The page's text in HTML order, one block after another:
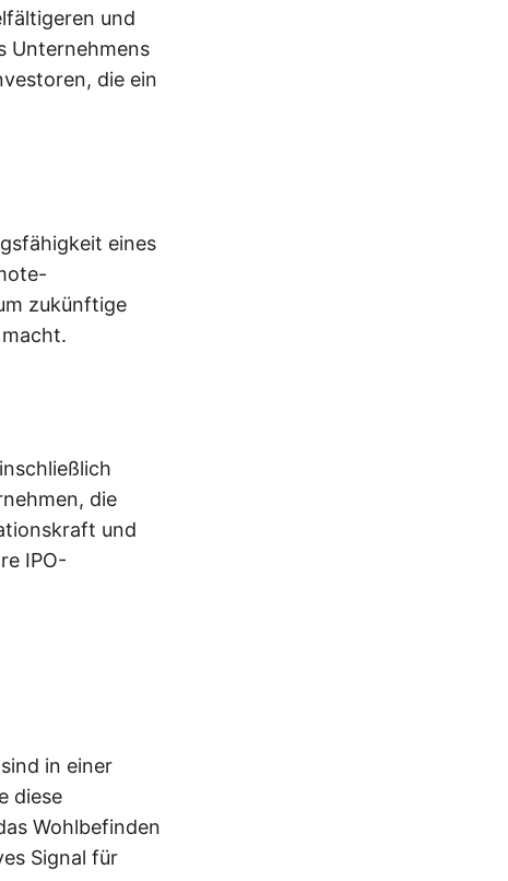
und
Unternehmens
die ein
eines
zukünftige
die
und
IPO-
in einer
diese
Wohlbefinden
Signal für